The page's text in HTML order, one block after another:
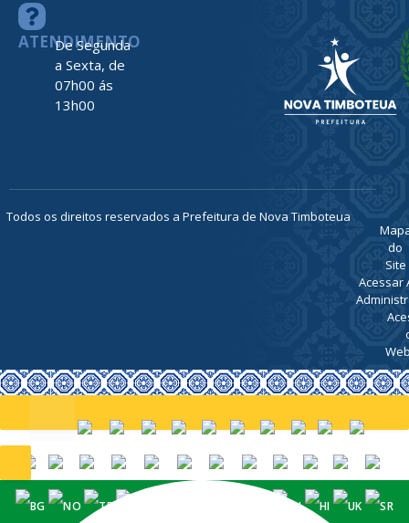
ATENDIMENTO
De Segunda
a Sexta, de
07h00 ás
13h00
Todos os direitos reservados a Prefeitura de Nova Timboteua
do
Site
Acessar